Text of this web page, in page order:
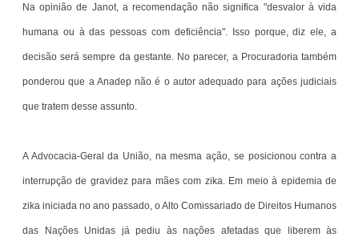
Na opinião de Janot, a recomendação não significa "desvalor à vida
humana ou à das pessoas com deficiência". Isso porque, diz ele, a
decisão será sempre da gestante. No parecer, a Procuradoria também
ponderou que a Anadep não é o autor adequado para ações judiciais
que tratem desse assunto.
A Advocacia-Geral da União, na mesma ação, se posicionou contra a
interrupção de gravidez para mães com zika. Em meio à epidemia de
zika iniciada no ano passado, o Alto Comissariado de Direitos Humanos
das Nações Unidas já pediu às nações afetadas que liberem às